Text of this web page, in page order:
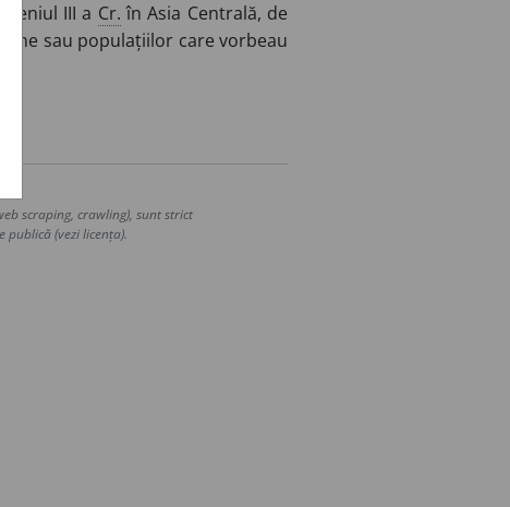
III a Cr. în Asia Centrală, de
sau populațiilor care vorbeau
scraping, crawling), sunt strict
(vezi licența).